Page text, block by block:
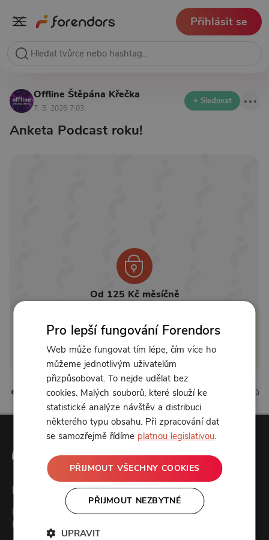
Přihlásit se
Offline Štěpána Křečka
7. 5. 2026 7:03
+ Sledovat
Anketa Podcast roku!
Od 125 Kč měsíčně
Klikněte pro odemčení
nebo sepřihlaste
0 líbí 0 komentářů
Forendors
Kontakt
Podcast studio
Pro lepší fungování Forendors
Web může fungovat tím lépe, čím více ho
můžeme jednotlivým uživatelům
přizpůsobovat. To nejde udělat bez
cookies. Malých souborů, které slouží ke
statistické analýze návštěv a distribuci
některého typu obsahu. Při zpracování dat
se samozřejmě řídíme platnou legislativou.
PŘIJMOUT VŠECHNY COOKIES
PŘIJMOUT NEZBYTNÉ
UPRAVIT